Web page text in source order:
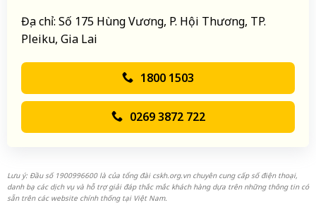
Địa chỉ: Số 175 Hùng Vương, P. Hội Thương, TP.
Pleiku, Gia Lai
1800 1503
0269 3872 722
Lưu ý: Đầu số 1900996600 là của tổng đài cskh.org.vn chuyên cung cấp số điện thoại,
danh bạ các dịch vụ và hỗ trợ giải đáp thắc mắc khách hàng dựa trên những thông tin có
sẵn trên các website chính thống tại Việt Nam.